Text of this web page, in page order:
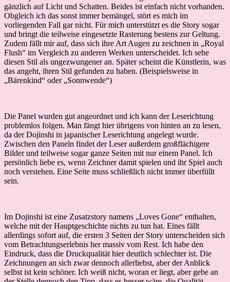
gänzlich auf Licht und Schatten. Beides ist einfach nicht vorhanden.
Obgleich ich das sonst immer bemängel, stört es mich im
vorliegenden Fall gar nicht. Für mich unterstützt es die Story sogar
und bringt die teilweise eingesetzte Rasterung bestens zur Geltung.
Zudem fällt mir auf, dass sich ihre Art Augen zu zeichnen in „Royal
Flush“ im Vergleich zu anderen Werken unterscheidet. Ich sehe
diesen Stil als ungezwungener an. Später scheint die Künstlerin, was
das angeht, ihren Stil gefunden zu haben. (Beispielsweise in
„Bärenkind“ oder „Sonnwende“)
Die Panel wurden gut angeordnet und ich kann der Leserichtung
problemlos folgen. Man fängt hier übrigens von hinten an zu lesen,
da der Dojinshi in japanischer Leserichtung angelegt wurde.
Zwischen den Paneln findet der Leser außerdem großflächigere
Bilder und teilweise sogar ganze Seiten mit nur einem Panel. Ich
persönlich liebe es, wenn Zeichner damit spielen und ihr Spiel auch
noch verstehen. Eine Seite muss schließlich nicht immer überfüllt
sein.
Im Dojinshi ist eine Zusatzstory namens „Loves Gone“ enthalten,
welche mit der Hauptgeschichte nichts zu tun hat. Eines fällt
allerdings sofort auf, die ersten 3 Seiten der Story unterscheiden sich
vom Betrachtungserlebnis her massiv vom Rest. Ich habe den
Eindruck, dass die Druckqualität hier deutlich schlechter ist. Die
Zeichnungen an sich zwar dennoch allerliebst, aber der Anblick
selbst ist kein schöner. Ich weiß nicht, woran er liegt, aber gebe an